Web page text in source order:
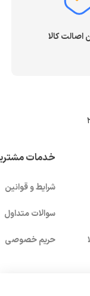
کالا
خدمات
شرایط و قوانین
سوالات متداول
حریم خصوصی